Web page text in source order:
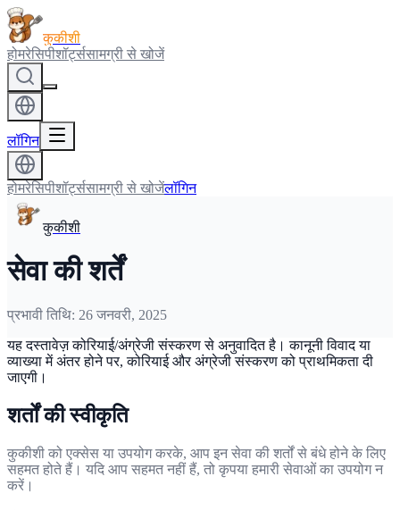
कुकीशी
होमरेसिपीशॉर्ट्ससामग्री से खोजें
लॉगिन
होमरेसिपीशॉर्ट्ससामग्री से खोजेंलॉगिन
कुकीशी
सेवा की शर्तें
प्रभावी तिथि: 26 जनवरी, 2025
यह दस्तावेज़ कोरियाई/अंग्रेजी संस्करण से अनुवादित है। कानूनी विवाद या
व्याख्या में अंतर होने पर, कोरियाई और अंग्रेजी संस्करण को प्राथमिकता दी
जाएगी।
शर्तों की स्वीकृति
कुकीशी को एक्सेस या उपयोग करके, आप इन सेवा की शर्तों से बंधे होने के लिए
सहमत होते हैं। यदि आप सहमत नहीं हैं, तो कृपया हमारी सेवाओं का उपयोग न
करें।